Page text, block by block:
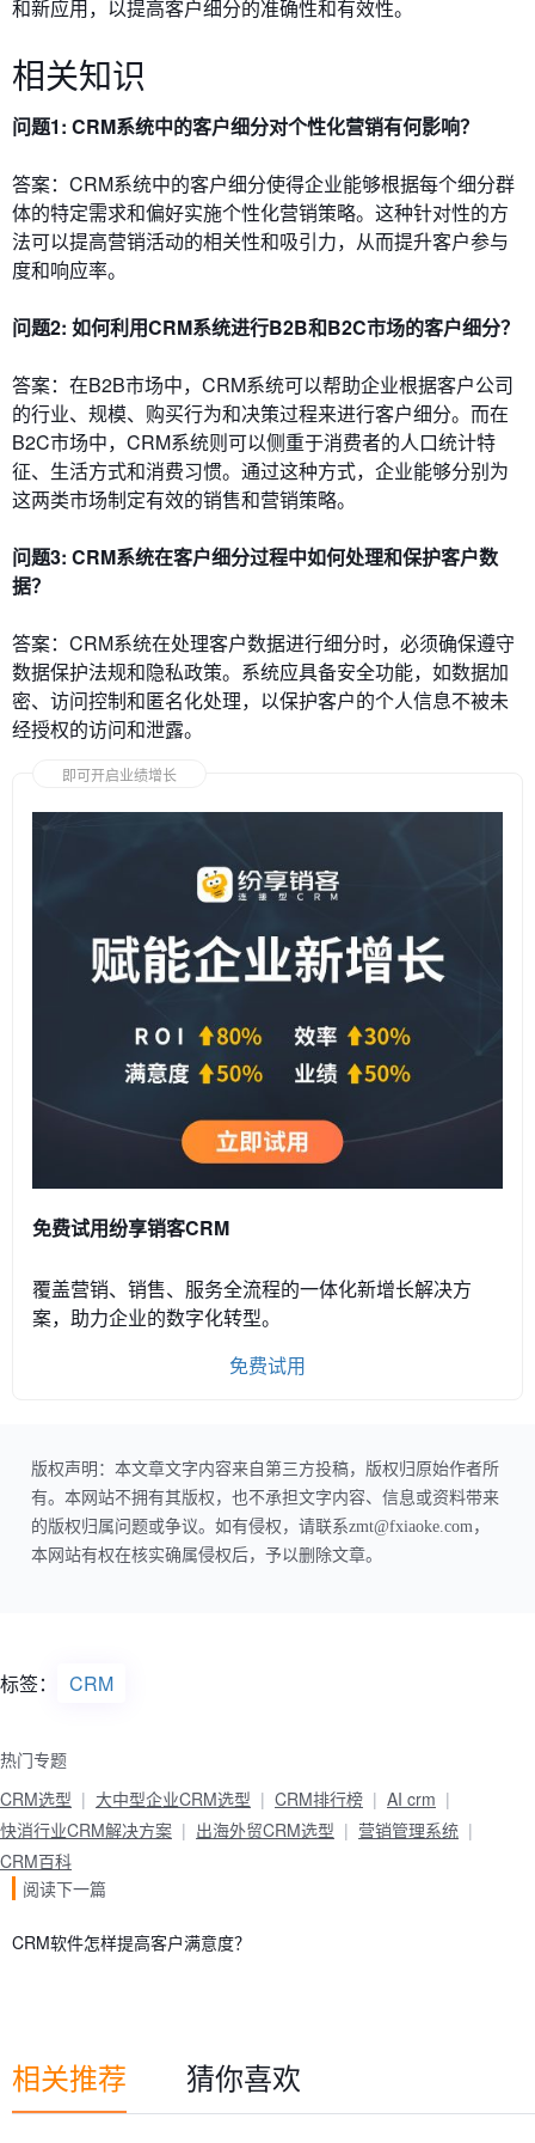
和新应用，以提高客户细分的准确性和有效性。
相关知识
问题1: CRM系统中的客户细分对个性化营销有何影响？
答案：CRM系统中的客户细分使得企业能够根据每个细分群
体的特定需求和偏好实施个性化营销策略。这种针对性的方
法可以提高营销活动的相关性和吸引力，从而提升客户参与
度和响应率。
问题2: 如何利用CRM系统进行B2B和B2C市场的客户细分？
答案：在B2B市场中，CRM系统可以帮助企业根据客户公司
的行业、规模、购买行为和决策过程来进行客户细分。而在
B2C市场中，CRM系统则可以侧重于消费者的人口统计特
征、生活方式和消费习惯。通过这种方式，企业能够分别为
这两类市场制定有效的销售和营销策略。
问题3: CRM系统在客户细分过程中如何处理和保护客户数
据？
答案：CRM系统在处理客户数据进行细分时，必须确保遵守
数据保护法规和隐私政策。系统应具备安全功能，如数据加
密、访问控制和匿名化处理，以保护客户的个人信息不被未
经授权的访问和泄露。
即可开启业绩增长
免费试用纷享销客CRM
覆盖营销、销售、服务全流程的一体化新增长解决方
案，助力企业的数字化转型。
免费试用
版权声明：本文章文字内容来自第三方投稿，版权归原始作者所
有。本网站不拥有其版权，也不承担文字内容、信息或资料带来
的版权归属问题或争议。如有侵权，请联系zmt@fxiaoke.com，
本网站有权在核实确属侵权后，予以删除文章。
标签： CRM
热门专题
CRM选型
大中型企业CRM选型 CRM排行榜
AI crm
快消行业CRM解决方案
出海外贸CRM选型
营销管理系统
CRM百科
阅读下一篇
CRM软件怎样提高客户满意度？
相关推荐 猜你喜欢